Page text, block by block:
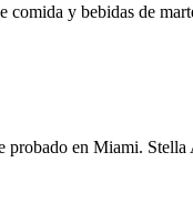
y bebidas de
en Miami.